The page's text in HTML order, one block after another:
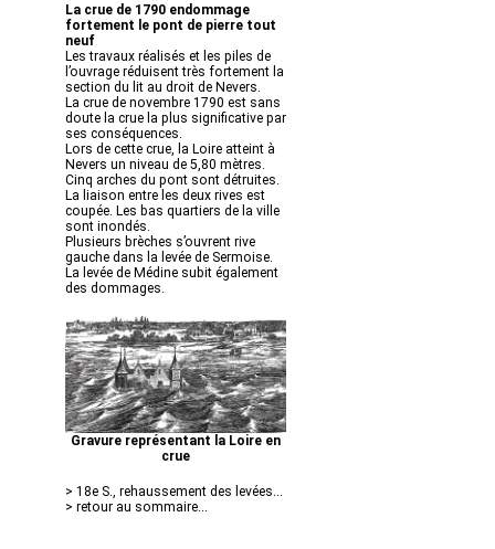
La crue de 1790 endommage
fortement le pont de pierre tout
neuf
Les travaux réalisés et les piles de
l’ouvrage réduisent très fortement la
section du lit au droit de Nevers.
La crue de novembre 1790 est sans
doute la crue la plus significative par
ses conséquences.
Lors de cette crue, la Loire atteint à
Nevers un niveau de 5,80 mètres.
Cinq arches du pont sont détruites.
La liaison entre les deux rives est
coupée. Les bas quartiers de la ville
sont inondés.
Plusieurs brèches s’ouvrent rive
gauche dans la levée de Sermoise.
La levée de Médine subit également
des dommages.
Gravure représentant la Loire en
crue
> 18e S., rehaussement des levées...
> retour au sommaire...